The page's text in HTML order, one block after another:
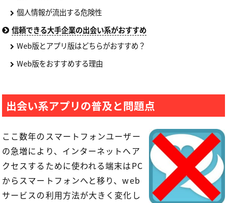
個人情報が流出する危険性
信頼できる大手企業の出会い系がおすすめ
Web版とアプリ版はどちらがおすすめ？
Web版をおすすめする理由
出会い系アプリの普及と問題点
ここ数年のスマートフォンユーザー
の急増により、インターネットへア
クセスするために使われる端末はPC
からスマートフォンへと移り、web
サービスの利用方法が大きく変化し